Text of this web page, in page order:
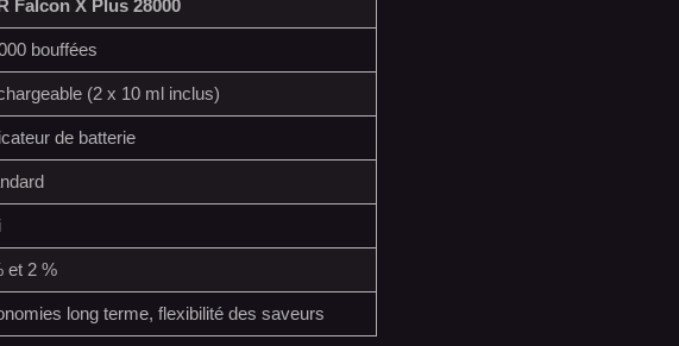
Falcon X Plus 28000
bouffées
(2 x 10 ml inclus)
de batterie
et 2 %
long terme, flexibilité des saveurs